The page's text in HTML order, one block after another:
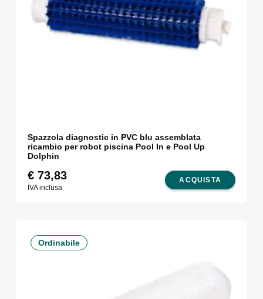
Spazzola diagnostic in PVC blu assemblata
ricambio per robot piscina Pool In e Pool Up
Dolphin
ACQUISTA
€73,83
IVA inclusa
Ordinabile